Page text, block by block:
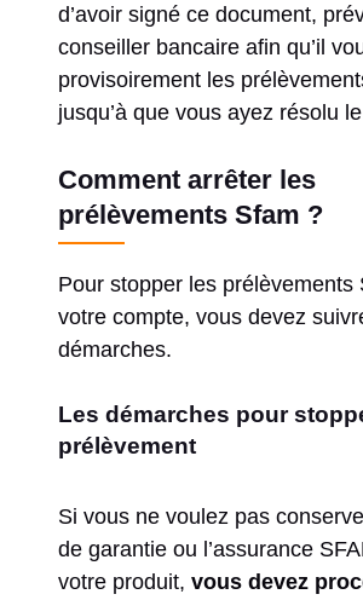
d’avoir signé ce document,
conseiller bancaire afin qu’il
provisoirement les
jusqu’à que vous ayez résolu
Comment arrêter les
prélèvements Sfam ?
Pour stopper les prélèvements
votre compte, vous devez
démarches.
Les démarches pour
prélèvement
Si vous ne voulez pas
de garantie ou l’assurance
votre produit, vous devez